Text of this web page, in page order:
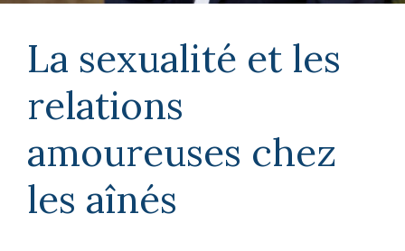
La fondation
Foire aux questions
Actualités
La sexualité et les
relations
amoureuses chez
les aînés